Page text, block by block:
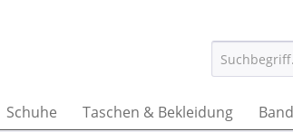
Schuhe Taschen & Bekleidung